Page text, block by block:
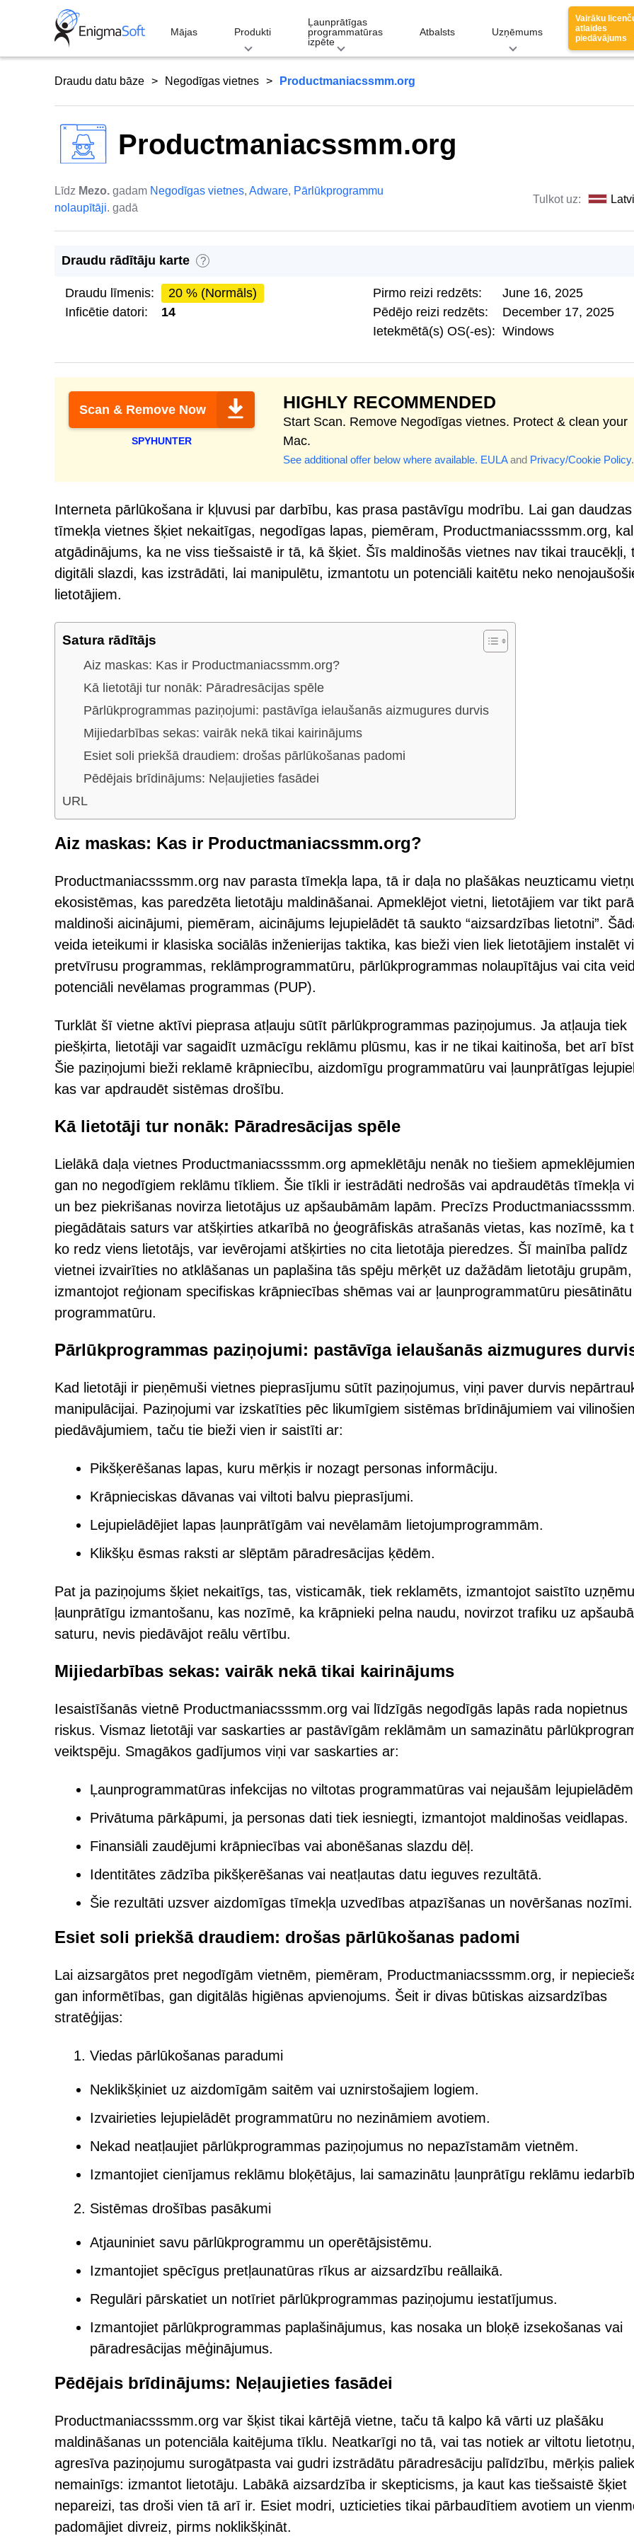
Mājas Produkti
Ļaunprātīgas
programmatūras
izpēte
Atbalsts Uzņēmums
Vairāku
atlaides
piedāvājums
Draudu datu bāze Negodīgas vietnes Productmaniacssmm.org
Productmaniacssmm.org
Līdz Mezo. gadam Negodīgas vietnes, Adware, Pārlūkprogrammu
nolaupītāji. gadā
Tulkot uz:
Draudu rādītāju karte ?
Draudu līmenis:
20 % (Normāls)
Inficētie datori:
14
Pirmo reizi redzēts:
June 16, 2025
Pēdējo reizi redzēts:
December 17, 2025
Ietekmētā(s) OS(-es): Windows
Scan & Remove Now
SPYHUNTER
HIGHLY RECOMMENDED
Start Scan. Remove Negodīgas vietnes. Protect & clean your
Mac.
See additional offer below where available. EULAand Privacy/Cookie Policy.
Interneta pārlūkošana ir kļuvusi par darbību, kas prasa pastāvīgu modrību. Lai gan daudzas
tīmekļa vietnes šķiet nekaitīgas, negodīgas lapas, piemēram, Productmaniacsssmm.org,
atgādinājums, ka ne viss tiešsaistē ir tā, kā šķiet. Šīs maldinošās vietnes nav tikai traucēkļi,
digitāli slazdi, kas izstrādāti, lai manipulētu, izmantotu un potenciāli kaitētu neko
lietotājiem.
Satura rādītājs
Aiz maskas: Kas ir Productmaniacssmm.org?
Kā lietotāji tur nonāk: Pāradresācijas spēle
Pārlūkprogrammas paziņojumi: pastāvīga ielaušanās aizmugures durvis
Mijiedarbības sekas: vairāk nekā tikai kairinājums
Esiet soli priekšā draudiem: drošas pārlūkošanas padomi
Pēdējais brīdinājums: Neļaujieties fasādei
URL
Aiz maskas: Kas ir Productmaniacssmm.org?
Productmaniacsssmm.org nav parasta tīmekļa lapa, tā ir daļa no plašākas neuzticamu
ekosistēmas, kas paredzēta lietotāju maldināšanai. Apmeklējot vietni, lietotājiem var tikt
maldinoši aicinājumi, piemēram, aicinājums lejupielādēt tā saukto “aizsardzības lietotni”.
veida ieteikumi ir klasiska sociālās inženierijas taktika, kas bieži vien liek lietotājiem instalēt
pretvīrusu programmas, reklāmprogrammatūru, pārlūkprogrammas nolaupītājus vai cita
potenciāli nevēlamas programmas (PUP).
Turklāt šī vietne aktīvi pieprasa atļauju sūtīt pārlūkprogrammas paziņojumus. Ja atļauja tiek
piešķirta, lietotāji var sagaidīt uzmācīgu reklāmu plūsmu, kas ir ne tikai kaitinoša, bet arī
Šie paziņojumi bieži reklamē krāpniecību, aizdomīgu programmatūru vai ļaunprātīgas
kas var apdraudēt sistēmas drošību.
Kā lietotāji tur nonāk: Pāradresācijas spēle
Lielākā daļa vietnes Productmaniacsssmm.org apmeklētāju nenāk no tiešiem
gan no negodīgiem reklāmu tīkliem. Šie tīkli ir iestrādāti nedrošās vai apdraudētās tīmekļa
un bez piekrišanas novirza lietotājus uz apšaubāmām lapām. Precīzs
piegādātais saturs var atšķirties atkarībā no ģeogrāfiskās atrašanās vietas, kas nozīmē, ka
ko redz viens lietotājs, var ievērojami atšķirties no cita lietotāja pieredzes. Šī mainība palīdz
vietnei izvairīties no atklāšanas un paplašina tās spēju mērķēt uz dažādām lietotāju grupām,
izmantojot reģionam specifiskas krāpniecības shēmas vai ar ļaunprogrammatūru piesātinātu
programmatūru.
Pārlūkprogrammas paziņojumi: pastāvīga ielaušanās aizmugures
Kad lietotāji ir pieņēmuši vietnes pieprasījumu sūtīt paziņojumus, viņi paver durvis
manipulācijai. Paziņojumi var izskatīties pēc likumīgiem sistēmas brīdinājumiem vai
piedāvājumiem, taču tie bieži vien ir saistīti ar:
Pikšķerēšanas lapas, kuru mērķis ir nozagt personas informāciju.
Krāpnieciskas dāvanas vai viltoti balvu pieprasījumi.
Lejupielādējiet lapas ļaunprātīgām vai nevēlamām lietojumprogrammām.
Klikšķu ēsmas raksti ar slēptām pāradresācijas ķēdēm.
Pat ja paziņojums šķiet nekaitīgs, tas, visticamāk, tiek reklamēts, izmantojot saistīto
ļaunprātīgu izmantošanu, kas nozīmē, ka krāpnieki pelna naudu, novirzot trafiku uz
saturu, nevis piedāvājot reālu vērtību.
Mijiedarbības sekas: vairāk nekā tikai kairinājums
Iesaistīšanās vietnē Productmaniacsssmm.org vai līdzīgās negodīgās lapās rada nopietnus
riskus. Vismaz lietotāji var saskarties ar pastāvīgām reklāmām un samazinātu
veiktspēju. Smagākos gadījumos viņi var saskarties ar:
Ļaunprogrammatūras infekcijas no viltotas programmatūras vai nejaušām
Privātuma pārkāpumi, ja personas dati tiek iesniegti, izmantojot maldinošas veidlapas.
Finansiāli zaudējumi krāpniecības vai abonēšanas slazdu dēļ.
Identitātes zādzība pikšķerēšanas vai neatļautas datu ieguves rezultātā.
Šie rezultāti uzsver aizdomīgas tīmekļa uzvedības atpazīšanas un novēršanas nozīmi.
Esiet soli priekšā draudiem: drošas pārlūkošanas padomi
Lai aizsargātos pret negodīgām vietnēm, piemēram, Productmaniacsssmm.org, ir
gan informētības, gan digitālās higiēnas apvienojums. Šeit ir divas būtiskas aizsardzības
stratēģijas:
Viedas pārlūkošanas paradumi
Neklikšķiniet uz aizdomīgām saitēm vai uznirstošajiem logiem.
Izvairieties lejupielādēt programmatūru no nezināmiem avotiem.
Nekad neatļaujiet pārlūkprogrammas paziņojumus no nepazīstamām vietnēm.
Izmantojiet cienījamus reklāmu bloķētājus, lai samazinātu ļaunprātīgu reklāmu
Sistēmas drošības pasākumi
Atjauniniet savu pārlūkprogrammu un operētājsistēmu.
Izmantojiet spēcīgus pretļaunatūras rīkus ar aizsardzību reāllaikā.
Regulāri pārskatiet un notīriet pārlūkprogrammas paziņojumu iestatījumus.
Izmantojiet pārlūkprogrammas paplašinājumus, kas nosaka un bloķē izsekošanas vai
pāradresācijas mēģinājumus.
Pēdējais brīdinājums: Neļaujieties fasādei
Productmaniacsssmm.org var šķist tikai kārtējā vietne, taču tā kalpo kā vārti uz plašāku
maldināšanas un potenciāla kaitējuma tīklu. Neatkarīgi no tā, vai tas notiek ar viltotu lietotņu,
agresīva paziņojumu surogātpasta vai gudri izstrādātu pāradresāciju palīdzību, mērķis paliek
nemainīgs: izmantot lietotāju. Labākā aizsardzība ir skepticisms, ja kaut kas tiešsaistē šķiet
nepareizi, tas droši vien tā arī ir. Esiet modri, uzticieties tikai pārbaudītiem avotiem un
padomājiet divreiz, pirms noklikšķināt.